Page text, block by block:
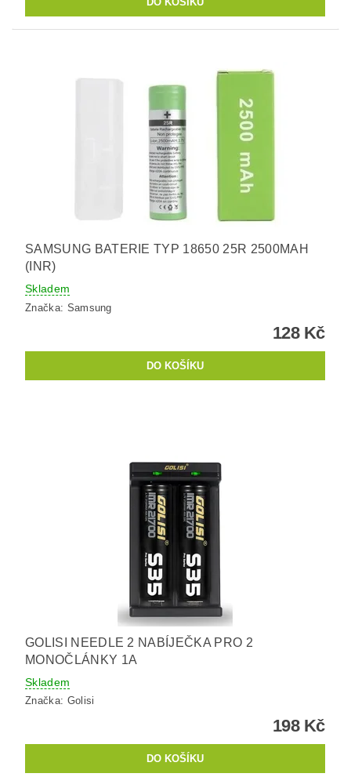
SAMSUNG BATERIE TYP 18650 25R 2500MAH
(INR)
Skladem
Značka: Samsung
128 Kč
GOLISI NEEDLE 2 NABÍJEČKA PRO 2
MONOČLÁNKY 1A
Skladem
Značka: Golisi
198 Kč